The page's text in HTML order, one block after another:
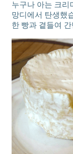
누구나 아는 크리
망디에서 탄생했
한 빵과 곁들여